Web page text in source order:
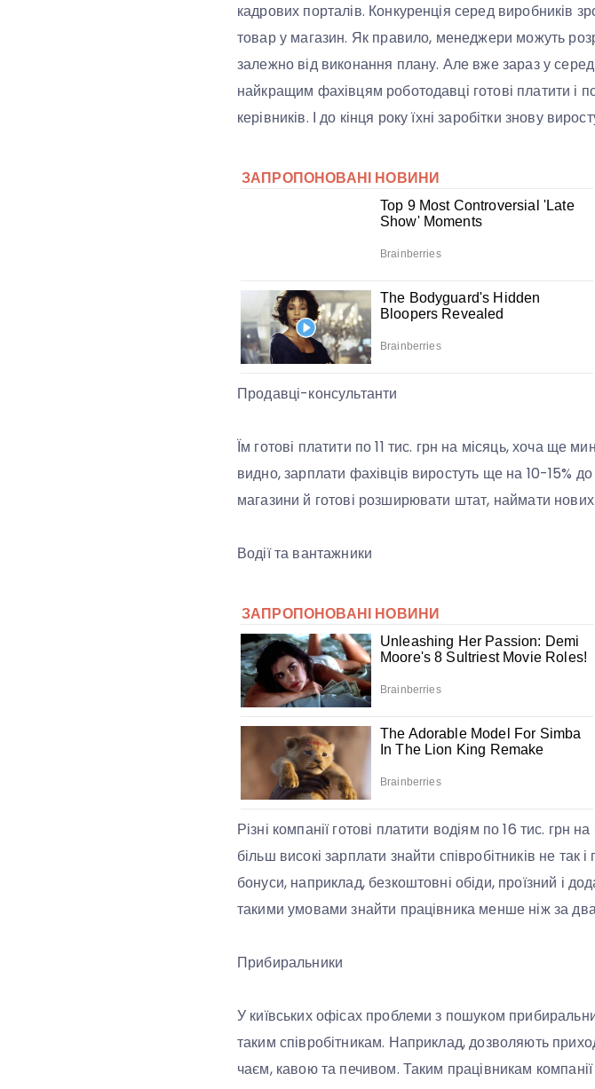
кадрових порталів. Конкуренція серед виробників
товар у магазин. Як правило, менеджери можуть
залежно від виконання плану. Але вже зараз у
найкращим фахівцям роботодавці готові платити і
керівників. І до кінця року їхні заробітки знову
Продавці-консультанти
Їм готові платити по 11 тис. грн на місяць, хоча ще
видно, зарплати фахівців виростуть ще на 10-15%
магазини й готові розширювати штат, наймати нових
Водії та вантажники
Різні компанії готові платити водіям по 16 тис. грн
більш високі зарплати знайти співробітників не так
бонуси, наприклад, безкоштовні обіди, проїзний і
такими умовами знайти працівника менше ніж за
Прибиральники
У київських офісах проблеми з пошуком
таким співробітникам. Наприклад, дозволяють
чаєм, кавою та печивом. Таким працівникам компанії